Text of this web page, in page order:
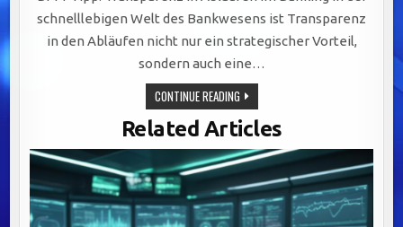
schnelllebigen Welt des Bankwesens ist Transparenz
in den Abläufen nicht nur ein strategischer Vorteil,
sondern auch eine…
CONTINUE READINGTRANSPARENTE
ABLÄUFE
IM
BANKING:
DIGITALISIERUNG,
VISUALISIERUNG
UND
SCHULUNG
ALS
SCHLÜSSEL
ZUM
Related Articles